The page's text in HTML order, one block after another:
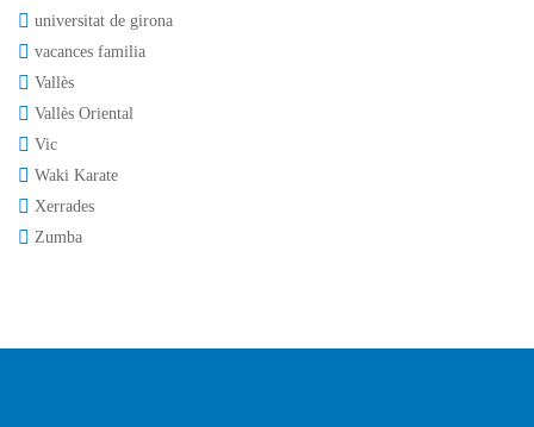
universitat de girona
vacances familia
Vallès
Vallès Oriental
Vic
Waki Karate
Xerrades
Zumba